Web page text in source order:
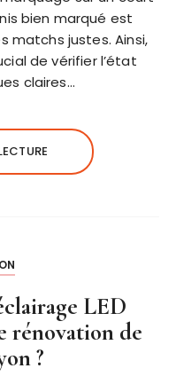
bien marqué est
matchs justes. Ainsi,
de vérifier l’état
claires…
LED
rénovation de
?